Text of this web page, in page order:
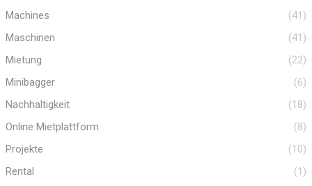
Machines
(41)
Maschinen
(41)
Mietung
(22)
Minibagger
(6)
Nachhaltigkeit
(18)
Online Mietplattform
(8)
Projekte
(10)
Rental
(1)